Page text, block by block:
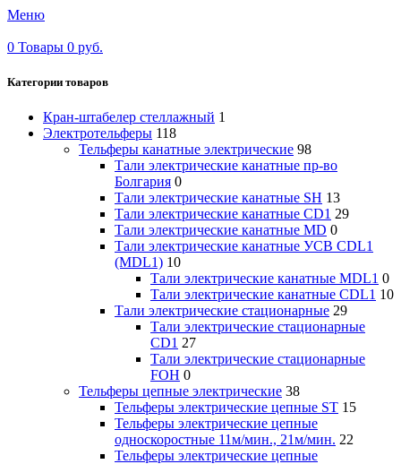
Меню
0 Товары 0 руб.
Категории товаров
Кран-штабелер стеллажный 1
Электротельферы 118
Тельферы канатные электрические 98
Тали электрические канатные пр-во
Болгария 0
Тали электрические канатные SH 13
Тали электрические канатные CD1 29
Тали электрические канатные MD 0
Тали электрические канатные УСВ CDL1
(MDL1) 10
Тали электрические канатные MDL1 0
Тали электрические канатные CDL1 10
Тали электрические стационарные 29
Тали электрические стационарные
CD1 27
Тали электрические стационарные
FOH 0
Тельферы цепные электрические 38
Тельферы электрические цепные ST 15
Тельферы электрические цепные
односкоростные 11м/мин., 21м/мин. 22
Тельферы электрические цепные